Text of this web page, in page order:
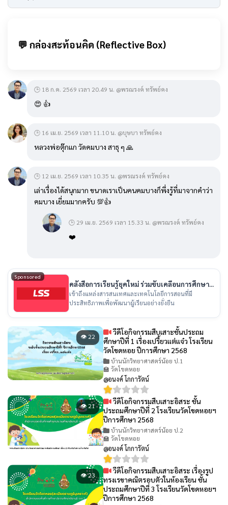
💬 กล่องสะท้อนคิด (Reflective Box)
🕒 18 ก.ค. 2569 เวลา 20.49 น. @พรณรงค์ ทรัพย์คง
😍 👍
🕒 16 เม.ย. 2569 เวลา 11.10 น. @บุษบา ทรัพย์คง
หลวงพ่อตุ๊กแก วัดคมบาง สาธุ ๆ 🙏
🕒 12 เม.ย. 2569 เวลา 10.35 น. @พรณรงค์ ทรัพย์คง
เล่าเรื่องได้สนุกมาก ขนาดเราเป็นคนคมบางก็พึ่งรู้ที่มาจากคำว่า
คมบาง เยี่ยมมากครับ 💯👍
🕒 29 เม.ย. 2569 เวลา 15.33 น. @พรณรงค์ ทรัพย์คง
❤️
Sponsored
คลังสื่อการเรียนรู้ยุคใหม่ ร่วมขับเคลื่อนการศึกษา
ไทย
เข้าถึงแหล่งสารสนเทศและเทคโนโลยีการสอนที่มี
ประสิทธิภาพเพื่อพัฒนาผู้เรียนอย่างยั่งยืน
👁 22
วีดีโอกิจกรรมสืบเสาะชั้นประถม
ศึกษาปีที่ 1 เรื่องเปรี้ยวเเต่เเจ๋ว โรงเรียน
วัดโขดหอย ปีการศึกษา 2568
บ้านนักวิทยาศาสตร์น้อย ป.1
🏫 วัดโขดหอย
@อนงค์ โกการัตน์
👁 21
วีดีโอกิจกรรมสืบเสาะอิสระ ชั้น
ประถมศึกษาปีที่ 2 โรงเรียนวัดโขดหอยฯ
ปีการศึกษา 2568
บ้านนักวิทยาศาสตร์น้อย ป.2
🏫 วัดโขดหอย
@อนงค์ โกการัตน์
👁 23
วีดีโอกิจกรรมสืบเสาะอิสระ เรื่องรูป
ทรงเรขาคณิตรอบตัวในห้องเรียน ชั้น
ประถมศึกษาปีที่ 3 โรงเรียนวัดโขดหอยฯ
ปีการศึกษา 2568